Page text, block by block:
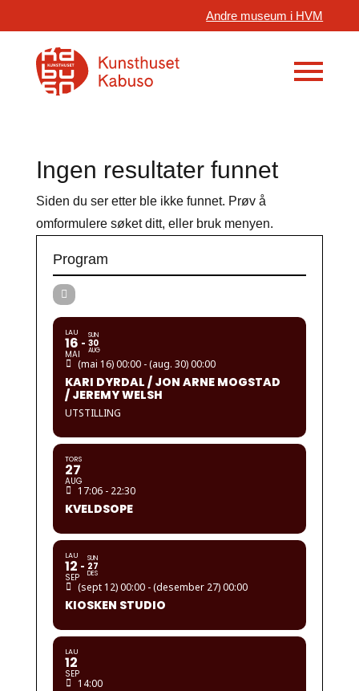
Andre museum i HVM
Ingen resultater funnet
Siden du ser etter ble ikke funnet. Prøv å
omformulere søket ditt, eller bruk menyen.
Program
LAU
16
MAI
SUN
30
AUG
(mai 16) 00:00 - (aug. 30) 00:00
KARI DYRDAL / JON ARNE MOGSTAD
/ JEREMY WELSH
UTSTILLING
TORS
27
AUG
17:06 - 22:30
KVELDSOPE
LAU
12
SEP
SUN
27
DES
(sept 12) 00:00 - (desember 27) 00:00
KIOSKEN STUDIO
LAU
12
SEP
14:00